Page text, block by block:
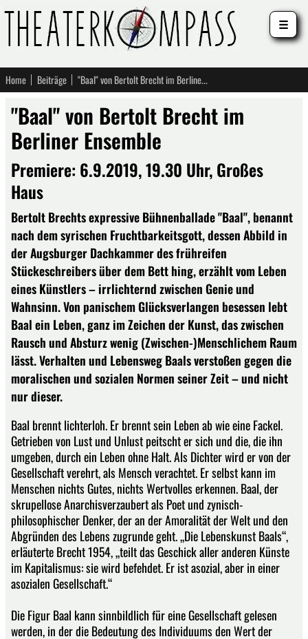
Home Beiträge "Baal" von Bertolt Brecht im Berliner Ensemble
"Baal" von Bertolt Brecht im
Berliner Ensemble
Premiere: 6.9.2019, 19.30 Uhr, Großes
Haus
Bertolt Brechts expressive Bühnenballade "Baal", benannt
nach dem syrischen Fruchtbarkeitsgott, dessen Abbild in
der Augsburger Dachkammer des frühreifen
Stückeschreibers über dem Bett hing, erzählt vom Leben
eines Künstlers – irrlichternd zwischen Genie und
Wahnsinn. Von panischem Glücksverlangen besessen lebt
Baal ein Leben, ganz im Zeichen der Kunst, das zwischen
Rausch und Absturz wenig (Zwischen-)Menschlichem Raum
lässt. Verhalten und Lebensweg Baals verstoßen gegen die
moralischen und sozialen Normen seiner Zeit – und nicht
nur dieser.
Baal brennt lichterloh. Er brennt sein Leben ab wie eine Fackel.
Getrieben von Lust und Unlust peitscht er sich und die, die ihn
umgeben, durch ein Leben ohne Halt. Als Dichter wird er von der
Gesellschaft verehrt, als Mensch verachtet. Er selbst kann im
Menschen nichts Gutes, nichts Wertvolles erkennen. Baal, der
skrupellose Anarchisverzaubert als Poet und zynisch-
philosophischer Denker, der an der Amoralität der Welt und den
Abgründen des Lebens zugrunde geht. „Die Lebenskunst Baals“,
erläuterte Brecht 1954, „teilt das Geschick aller anderen Künste
im Kapitalismus: sie wird befehdet. Er ist asozial, aber in einer
asozialen Gesellschaft.“
Die Figur Baal kann sinnbildlich für eine Gesellschaft gelesen
werden, in der die Bedeutung des Individuums den Wert der
☰